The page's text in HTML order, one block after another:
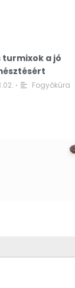
turmixok a jó
• Fogyókúra